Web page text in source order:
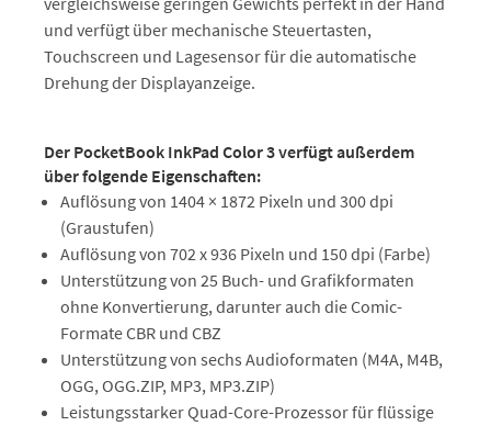
und verfügt über mechanische Steuertasten,
Touchscreen und Lagesensor für die automatische
Drehung der Displayanzeige.
Der PocketBook InkPad Color 3 verfügt außerdem
über folgende Eigenschaften:
Auflösung von 1404 × 1872 Pixeln und 300 dpi
(Graustufen)
Auflösung von 702 x 936 Pixeln und 150 dpi (Farbe)
Unterstützung von 25 Buch- und Grafikformaten
ohne Konvertierung, darunter auch die Comic-
Formate CBR und CBZ
Unterstützung von sechs Audioformaten (M4A, M4B,
OGG, OGG.ZIP, MP3, MP3.ZIP)
Leistungsstarker Quad-Core-Prozessor für flüssige